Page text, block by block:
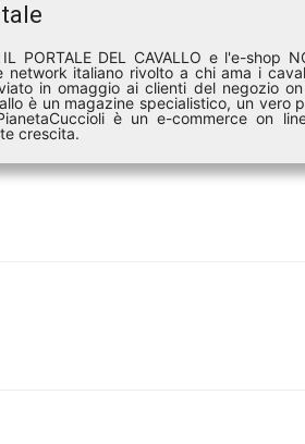
PORTALE DEL CAVALLO e l'e-shop
network italiano rivolto a chi ama i
in omaggio ai clienti del negozio
è un magazine specialistico, un vero
PianetaCuccioli è un e-commerce on
crescita.